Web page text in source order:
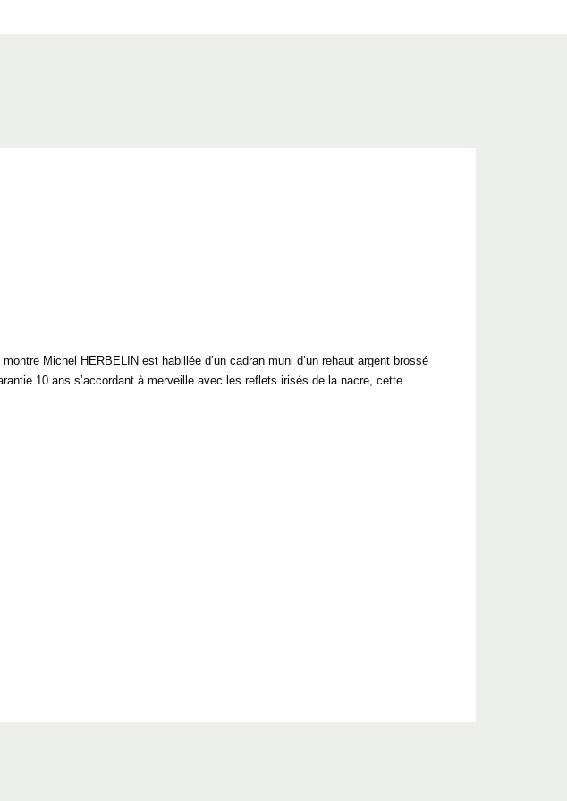
Michel HERBELIN est habillée d’un cadran muni d’un rehaut argent brossé
10 ans s’accordant à merveille avec les reflets irisés de la nacre, cette